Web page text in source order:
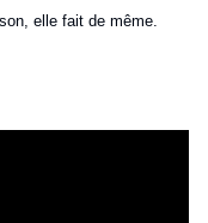
elle fait de même.